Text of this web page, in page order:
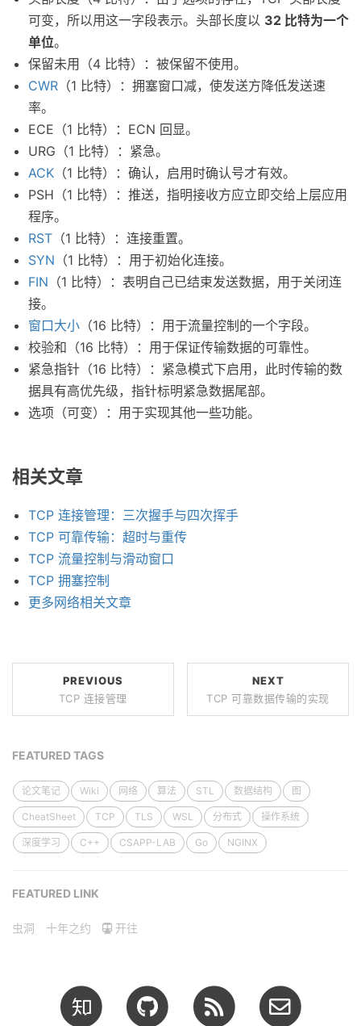
可变，所以用这一字段表示。头部长度以 32 比特为一个
单位。
保留未用（4 比特）：被保留不使用。
CWR （1 比特）：拥塞窗口减，使发送方降低发送速
率。
ECE（1 比特）：ECN 回显。
URG（1 比特）：紧急。
ACK （1 比特）：确认，启用时确认号才有效。
PSH（1 比特）：推送，指明接收方应立即交给上层应用
程序。
RST （1 比特）：连接重置。
SYN （1 比特）：用于初始化连接。
FIN （1 比特）：表明自己已结束发送数据，用于关闭连
接。
窗口大小 （16 比特）：用于流量控制的一个字段。
校验和（16 比特）：用于保证传输数据的可靠性。
紧急指针（16 比特）：紧急模式下启用，此时传输的数
据具有高优先级，指针标明紧急数据尾部。
选项（可变）：用于实现其他一些功能。
相关文章
TCP 连接管理：三次握手与四次挥手
TCP 可靠传输：超时与重传
TCP 流量控制与滑动窗口
TCP 拥塞控制
更多网络相关文章
PREVIOUS
TCP 连接管理
NEXT
TCP 可靠数据传输的实现
FEATURED TAGS
论文笔记 Wiki 网络 算法 STL 数据结构 图
CheatSheet TCP TLS WSL 分布式 操作系统
深度学习 C++ CSAPP-LAB Go NGINX
FEATURED LINK
虫洞 十年之约 开往